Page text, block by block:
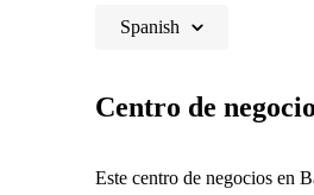
Spanish
Centro de
Este centro de negocios en